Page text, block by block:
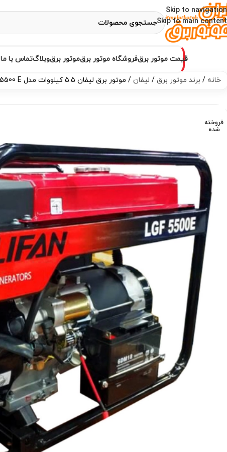
Skip to navigation
Skip to main content
قیمت موتور برقفروشگاه موتور برقموتور برقوبلاگتماس با ما
خانه برند موتور برق لیفان موتور برق لیفان 5.5 کیلووات مدل LGF 5500 E
فروخته
شده